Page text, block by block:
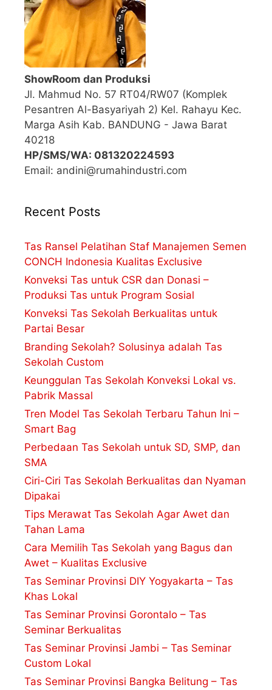
ShowRoom dan Produksi
Jl. Mahmud No. 57 RT04/RW07 (Komplek
Pesantren Al-Basyariyah 2) Kel. Rahayu Kec.
Marga Asih Kab. BANDUNG - Jawa Barat
40218
HP/SMS/WA: 081320224593
Email: andini@rumahindustri.com
Recent Posts
Tas Ransel Pelatihan Staf Manajemen Semen
CONCH Indonesia Kualitas Exclusive
Konveksi Tas untuk CSR dan Donasi –
Produksi Tas untuk Program Sosial
Konveksi Tas Sekolah Berkualitas untuk
Partai Besar
Branding Sekolah? Solusinya adalah Tas
Sekolah Custom
Keunggulan Tas Sekolah Konveksi Lokal vs.
Pabrik Massal
Tren Model Tas Sekolah Terbaru Tahun Ini –
Smart Bag
Perbedaan Tas Sekolah untuk SD, SMP, dan
SMA
Ciri-Ciri Tas Sekolah Berkualitas dan Nyaman
Dipakai
Tips Merawat Tas Sekolah Agar Awet dan
Tahan Lama
Cara Memilih Tas Sekolah yang Bagus dan
Awet – Kualitas Exclusive
Tas Seminar Provinsi DIY Yogyakarta – Tas
Khas Lokal
Tas Seminar Provinsi Gorontalo – Tas
Seminar Berkualitas
Tas Seminar Provinsi Jambi – Tas Seminar
Custom Lokal
Tas Seminar Provinsi Bangka Belitung – Tas